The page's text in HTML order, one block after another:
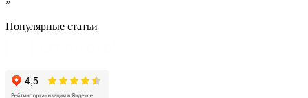
Популярные статьи